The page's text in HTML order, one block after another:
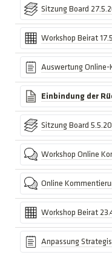
Sitzung Board
Workshop Beirat
Auswertung
Einbindung der
Sitzung Board
Workshop Online
Online
Workshop Beirat
Anpassung